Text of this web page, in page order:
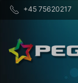
+45 75620217